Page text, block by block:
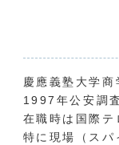
慶應義塾大学商
1997年公安調
在職時は国際テ
特に現場（スパ